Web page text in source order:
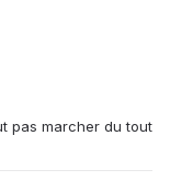
pas marcher du tout